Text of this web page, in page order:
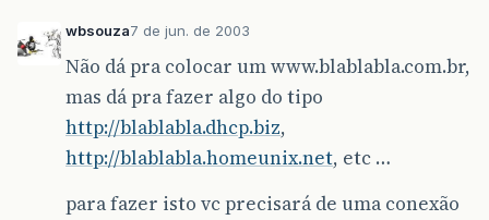
wbsouza7 de jun. de 2003
Não dá pra colocar um www.blablabla.com.br,
mas dá pra fazer algo do tipo
http://blablabla.dhcp.biz,
http://blablabla.homeunix.net, etc …
para fazer isto vc precisará de uma conexão